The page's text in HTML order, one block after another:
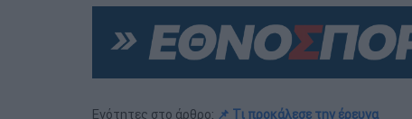
Ενότητες στο άρθρο: 📌 Τι προκάλεσε την έρευνα